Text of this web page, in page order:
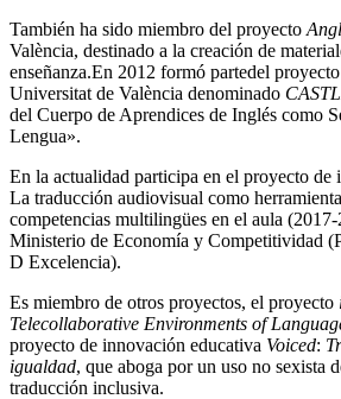
También ha sido miembro del proyecto
València, destinado a la creación de
enseñanza.En 2012 formó partedel
Universitat de València denominado
del Cuerpo de Aprendices de Inglés como
Lengua».
En la actualidad participa en el proyecto de
La traducción audiovisual como
competencias multilingües en el aula
Ministerio de Economía y Competitividad
D Excelencia).
Es miembro de otros proyectos, el proyecto
Telecollaborative Environments of
proyecto de innovación educativa Voiced:
igualdad, que aboga por un uso no sexista
traducción inclusiva.